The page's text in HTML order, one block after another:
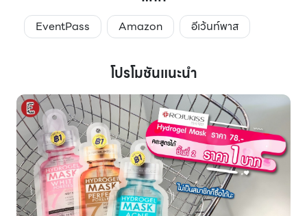
EventPass Amazon อีเว้นท์พาส
โปรโมชันแนะนำ